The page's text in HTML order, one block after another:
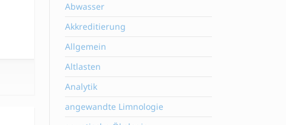
Abwasser
Akkreditierung
Allgemein
Altlasten
Analytik
angewandte Limnologie